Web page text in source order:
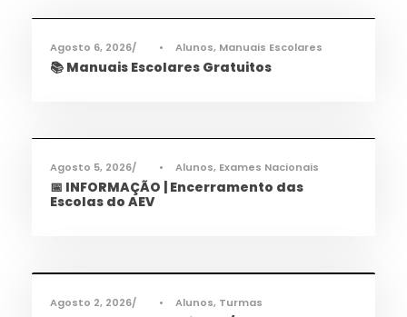
Agosto 6, 2026 • Alunos, Manuais Escolares
📚 Manuais Escolares Gratuitos
Agosto 5, 2026 • Alunos, Exames Nacionais
📅 INFORMAÇÃO | Encerramento das
Escolas do AEV
Agosto 2, 2026 • Alunos, Turmas